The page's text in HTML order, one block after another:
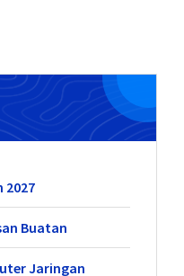
2027
Buatan
Jaringan